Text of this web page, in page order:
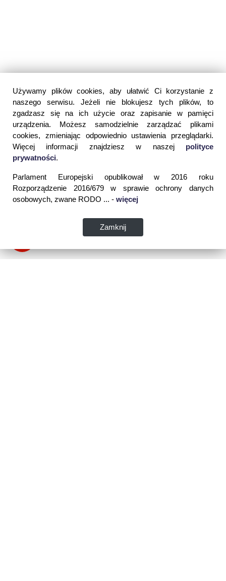
Używamy plików cookies, aby ułatwić Ci korzystanie z
naszego serwisu. Jeżeli nie blokujesz tych plików, to
zgadzasz się na ich użycie oraz zapisanie w pamięci
urządzenia. Możesz samodzielnie zarządzać plikami
cookies, zmieniając odpowiednio ustawienia przeglądarki.
Więcej informacji znajdziesz w naszej polityce
prywatności.
Parlament Europejski opublikował w 2016 roku
Rozporządzenie 2016/679 w sprawie ochrony danych
osobowych, zwane RODO ... - więcej
Zamknij